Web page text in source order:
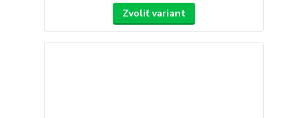
Zvoliť variant